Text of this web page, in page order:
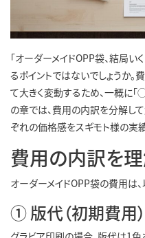
「オーダーメイドOPP袋、結局
るポイントではないでしょうか。
て大きく変動するため、一概に「
の章では、費用の内訳を分解し
ぞれの価格感をスギモト様の実
費用の内訳を
オーダーメイドOPP袋の費用は
① 版代（初期費用）